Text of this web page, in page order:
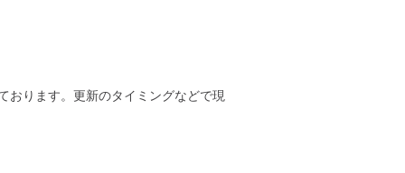
おります。更新のタイミングなどで現